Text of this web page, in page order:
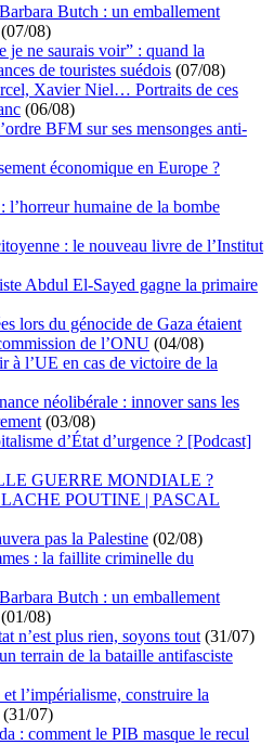
Butch : un emballement
(07/08)
je ne saurais voir” : quand la
de touristes suédois (07/08)
Xavier Niel… Portraits de ces
(06/08)
BFM sur ses mensonges anti-
économique en Europe ?
l’horreur humaine de la bombe
: le nouveau livre de l’Institut
Abdul El-Sayed gagne la primaire
lors du génocide de Gaza étaient
de l’ONU (04/08)
à l’UE en cas de victoire de la
néolibérale : innover sans les
(03/08)
d’État d’urgence ? [Podcast]
GUERRE MONDIALE ?
POUTINE | PASCAL
pas la Palestine (02/08)
: la faillite criminelle du
Butch : un emballement
(01/08)
n’est plus rien, soyons tout (31/07)
terrain de la bataille antifasciste
l’impérialisme, construire la
(31/07)
: comment le PIB masque le recul